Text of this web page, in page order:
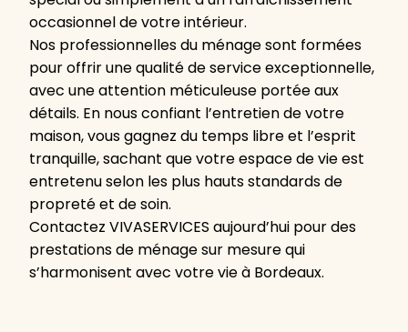
occasionnel de votre intérieur.
Nos professionnelles du ménage sont formées
pour offrir une qualité de service exceptionnelle,
avec une attention méticuleuse portée aux
détails. En nous confiant l’entretien de votre
maison, vous gagnez du temps libre et l’esprit
tranquille, sachant que votre espace de vie est
entretenu selon les plus hauts standards de
propreté et de soin.
Contactez VIVASERVICES aujourd’hui pour des
prestations de ménage sur mesure qui
s’harmonisent avec votre vie à Bordeaux.